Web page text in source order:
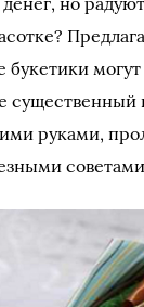
букетики
существенный
руками,
советами